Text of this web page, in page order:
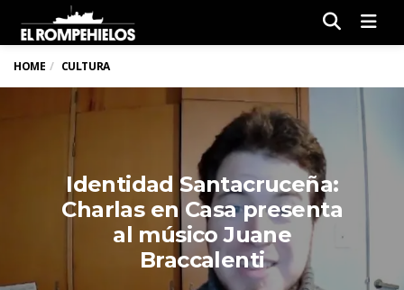
HOME CULTURA
Identidad Santacruceña:
Charlas en Casa presenta
al músico Juane
Braccalenti